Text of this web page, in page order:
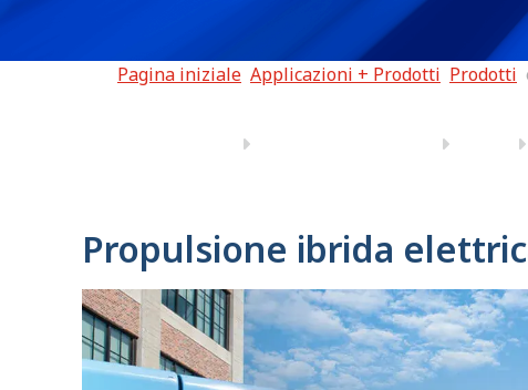
Pagina iniziale Applicazioni + Prodotti Prodotti
Propulsione ibrida